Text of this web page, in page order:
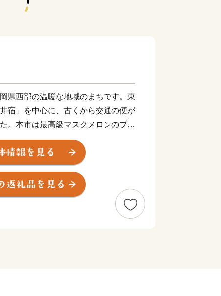
県西部の温暖な地域のまちです。東
宿」を中心に、古くから交通の便が
。本市は最高級マスクメロンのブラ
豊かな緑茶の産地としても有名で
まれた袋井市。「活力と創造で 未
市 ふくろい」の挑戦へのご声援を